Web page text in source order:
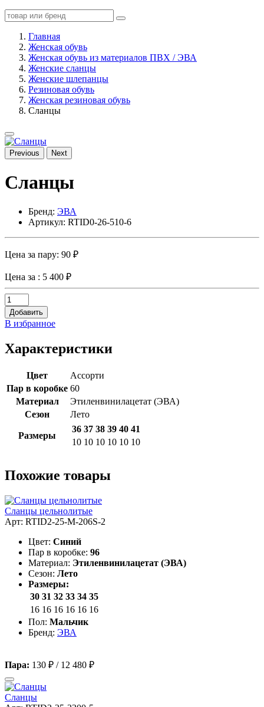
Главная
Женская обувь
Женская обувь из материалов ПВХ / ЭВА
Женские сланцы
Женские шлепанцы
Резиновая обувь
Женская резиновая обувь
Сланцы
Previous Next
Сланцы
Бренд: ЭВА
Артикул: RTID0-26-510-6
Цена за пару: 90 ₽
Цена за : 5 400 ₽
Добавить
В избранное
Характеристики
Цвет
Ассорти
Пар в коробке 60
Материал
Этиленвинилацетат (ЭВА)
Сезон
Лето
Размеры
36 37 38 39 40 41
10 10 10 10 10 10
Похожие товары
Сланцы цельнолитые
Арт: RTID2-25-M-206S-2
Цвет: Синий
Пар в коробке: 96
Материал: Этиленвинилацетат (ЭВА)
Сезон: Лето
Размеры:
30 31 32 33 34 35
16 16 16 16 16 16
Пол: Мальчик
Бренд: ЭВА
Пара: 130 ₽ / 12 480 ₽
Сланцы